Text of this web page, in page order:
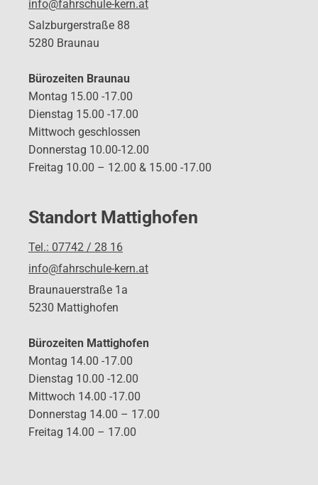
info@fahrschule-kern.at
Salzburgerstraße 88
5280 Braunau
Bürozeiten Braunau
Montag 15.00 -17.00
Dienstag 15.00 -17.00
Mittwoch geschlossen
Donnerstag 10.00-12.00
Freitag 10.00 – 12.00 & 15.00 -17.00
Standort Mattighofen
Tel.: 07742 / 28 16
info@fahrschule-kern.at
Braunauerstraße 1a
5230 Mattighofen
Bürozeiten Mattighofen
Montag 14.00 -17.00
Dienstag 10.00 -12.00
Mittwoch 14.00 -17.00
Donnerstag 14.00 – 17.00
Freitag 14.00 – 17.00